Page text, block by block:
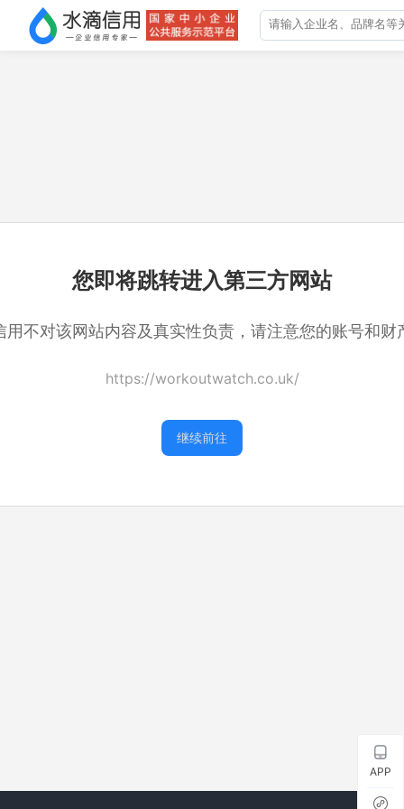
您即将跳转进入第三方网站
用不对该网站内容及真实性负责，请注意您的账号和财
https://workoutwatch.co.uk/
继续前往
APP